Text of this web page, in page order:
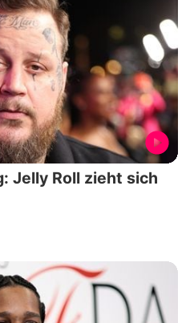
Jelly Roll zieht sich